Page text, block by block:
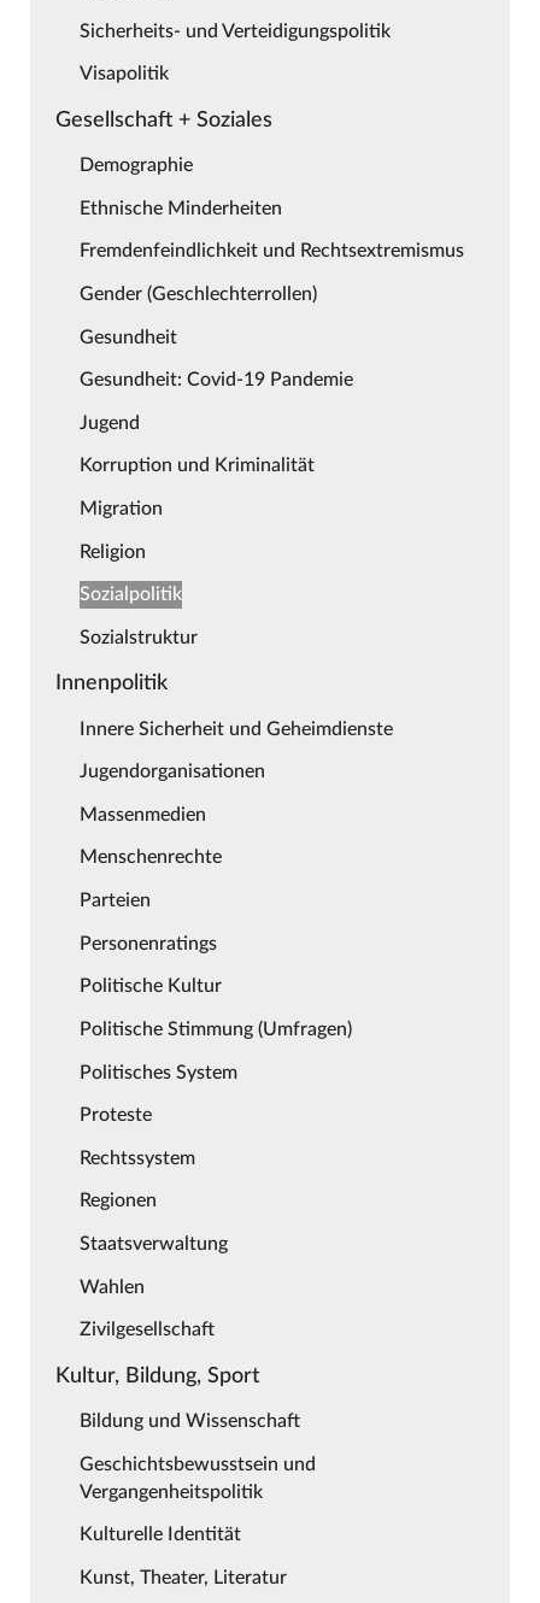
Sicherheits- und Verteidigungspolitik
Visapolitik
Gesellschaft + Soziales
Demographie
Ethnische Minderheiten
Fremdenfeindlichkeit und Rechtsextremismus
Gender (Geschlechterrollen)
Gesundheit
Gesundheit: Covid-19 Pandemie
Jugend
Korruption und Kriminalität
Migration
Religion
Sozialpolitik
Sozialstruktur
Innenpolitik
Innere Sicherheit und Geheimdienste
Jugendorganisationen
Massenmedien
Menschenrechte
Parteien
Personenratings
Politische Kultur
Politische Stimmung (Umfragen)
Politisches System
Proteste
Rechtssystem
Regionen
Staatsverwaltung
Wahlen
Zivilgesellschaft
Kultur, Bildung, Sport
Bildung und Wissenschaft
Geschichtsbewusstsein und
Vergangenheitspolitik
Kulturelle Identität
Kunst, Theater, Literatur